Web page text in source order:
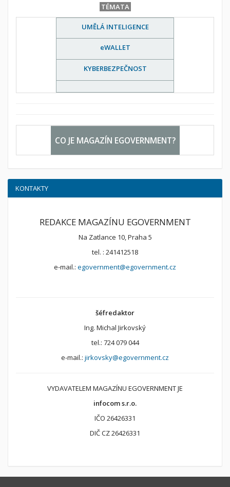
TÉMATA
UMĚLÁ INTELIGENCE
eWALLET
KYBERBEZPEČNOST
CO JE MAGAZÍN EGOVERNMENT?
KONTAKTY
REDAKCE MAGAZÍNU EGOVERNMENT
Na Zatlance 10, Praha 5
tel. : 241412518
e-mail.: egovernment@egovernment.cz
šéfredaktor
Ing. Michal Jirkovský
tel.: 724 079 044
e-mail.: jirkovsky@egovernment.cz
VYDAVATELEM MAGAZÍNU EGOVERNMENT JE
infocom s.r.o.
IČO 26426331
DIČ CZ 26426331